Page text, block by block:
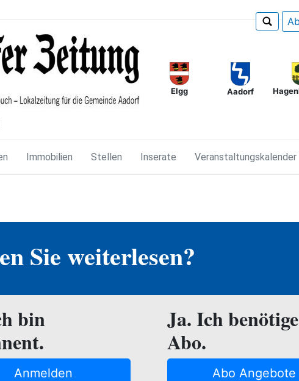
Elgg Aadorf
Immobilien Stellen Inserate Veranstaltungskalender
Sie weiterlesen?
bin
Anmelden
Ja. Ich
Abo.
Abo Angebote